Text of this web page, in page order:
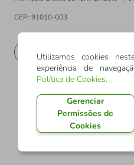
CEP: 91010-003
Utilizamos cookies
experiência de
Política de Cookies.
Gerenciar
Permissões de
Cookies